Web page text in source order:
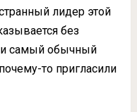
лидер этой
без
и самый обычный
то пригласили